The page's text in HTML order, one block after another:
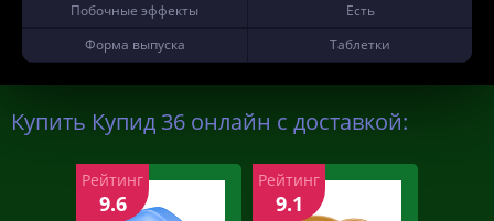
Побочные эффекты
Есть
Форма выпуска
Таблетки
Купить Купид 36 онлайн с доставкой:
Рейтинг
9.6
Рейтинг
9.1